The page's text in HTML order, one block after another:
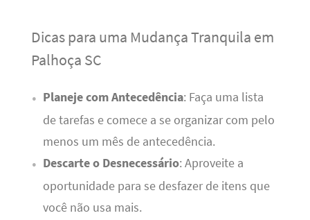
Dicas para uma Mudança Tranquila em
Palhoça SC
Planeje com Antecedência: Faça uma lista
de tarefas e comece a se organizar com pelo
menos um mês de antecedência.
Descarte o Desnecessário: Aproveite a
oportunidade para se desfazer de itens que
você não usa mais.